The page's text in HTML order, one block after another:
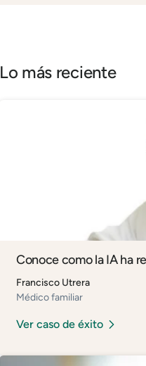
Lo más reciente
Conoce como la IA ha
Francisco Utrera
Médico familiar
Ver caso de éxito